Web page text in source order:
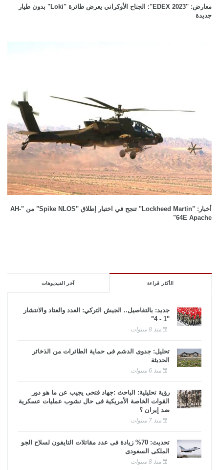
معارض: "EDEX 2023": الجناح الأوكراني يعرض طائرة "Loki" بدون طيار
جديدة
أخبار: "Lockheed Martin" تنجح في اختبار إطلاق "Spike NLOS" من "AH-
64E Apache"
الأكثر قراءة آخر الفيديوهات
جديد: بالتفاصيل.. الجيش التركي: العدد والعتاد والانتشار
"1 - 4"
منذ 8 سنوات
تحليل: جدوى الدشم فى حماية الطائرات من الذخائر
الحديثة
منذ 6 سنوات
رؤية تحليلية: الباحث :جهاد فتحى يجيب عن ما هو دور
القوات الخاصة الأمريكية فى حال نشوب عمليات عسكرية
ضد إيران ؟
منذ 7 سنوات
تحديث: 70% زيادة فى عدد مقاتلات التايفون لسلاح الجو
الملكى السعودى
منذ 8 سنوات